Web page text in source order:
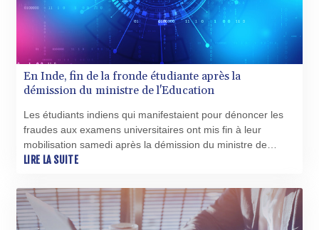
PYG 6873.158225
QAR 4.209453
RON 5.242474
RSD 117.329831
RUB 95.245181
RWF 1696.29036
SBD 9.311619
SCR 16.647423
SGD 1.478549
SLE 28.396685
SOS 659.929398
En Inde, fin de la fronde étudiante après la
démission du ministre de l'Education
Les étudiants indiens qui manifestaient pour dénoncer les
fraudes aux examens universitaires ont mis fin à leur
mobilisation samedi après la démission du ministre de
l'Education, qu'ils ont acclamée comme une victoire.
LIRE LA SUITE